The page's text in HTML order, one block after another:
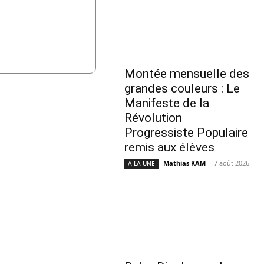
Montée mensuelle des
grandes couleurs : Le
Manifeste de la
Révolution
Progressiste Populaire
remis aux élèves
A LA UNE Mathias KAM - 7 août 2026